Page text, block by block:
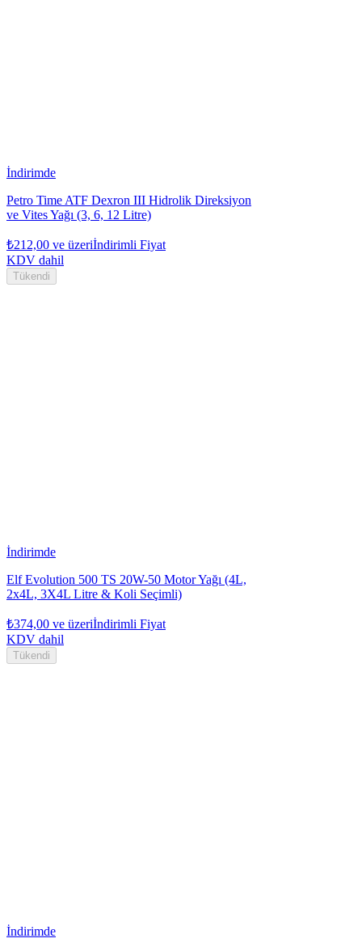
İndirimde
Petro Time ATF Dexron III Hidrolik Direksiyon
ve Vites Yağı (3, 6, 12 Litre)
₺212,00 ve üzeriİndirimli Fiyat
KDV dahil
Tükendi
İndirimde
Elf Evolution 500 TS 20W-50 Motor Yağı (4L,
2x4L, 3X4L Litre & Koli Seçimli)
₺374,00 ve üzeriİndirimli Fiyat
KDV dahil
Tükendi
İndirimde